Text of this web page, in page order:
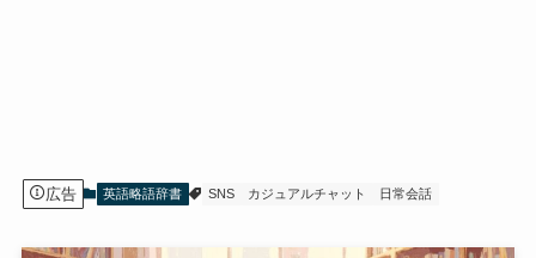
広告 英語略語辞書 SNS カジュアルチャット 日常会話